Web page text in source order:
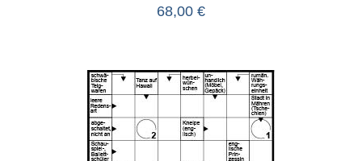
68,00 €